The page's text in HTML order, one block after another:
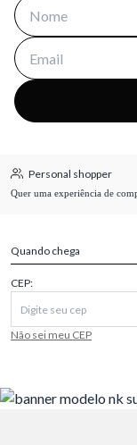
Personal shopper
Quer uma experiência de
Quando chega
CEP:
Não sei meu CEP